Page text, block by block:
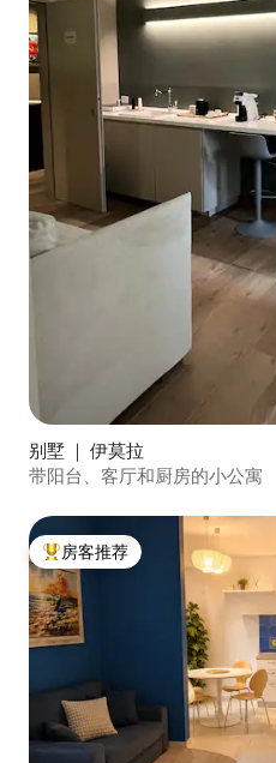
别墅 ｜ 伊莫拉
带阳台、客厅和厨房的小公寓
热门「房客推荐」
房客推荐